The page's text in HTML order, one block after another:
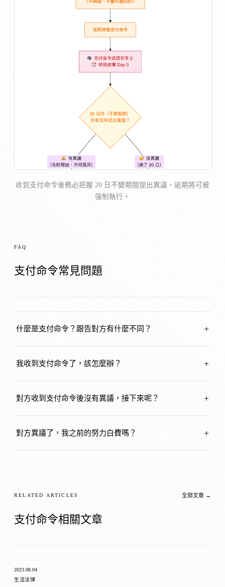
收到支付命令後務必把握 20 日不變期間提出異議，逾期將可被
強制執行。
FAQ
支付命令常見問題
什麼是支付命令？跟告對方有什麼不同？
我收到支付命令了，該怎麼辦？
對方收到支付命令後沒有異議，接下來呢？
對方異議了，我之前的努力白費嗎？
RELATED ARTICLES
支付命令相關文章
全部文章 →
2023.08.04
生活法律